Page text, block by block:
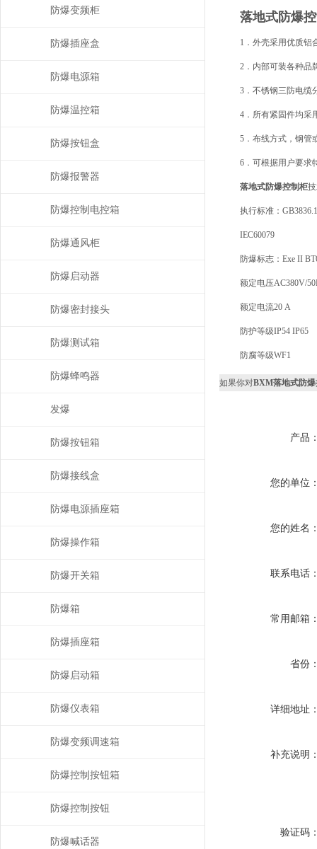
落地式防爆
1．外壳采用优质铝
2．内部可装各种品
3．不锈钢三防电缆
4．所有紧固件均采
5．布线方式，钢管
6．可根据用户要求
落地式防爆控制柜
执行标准：
IEC60079
防爆标志：Exe II
额定电压AC380V/
额定电流20 A
防护等级IP54 IP65
防腐等级WF1
如果你对BXM落地式防
产品
您的单位
您的姓名
联系电话
常用邮箱
省份
详细地址
补充说明
验证码
防爆变频柜
防爆插座盒
防爆电源箱
防爆温控箱
防爆按钮盒
防爆报警器
防爆控制电控箱
防爆通风柜
防爆启动器
防爆密封接头
防爆测试箱
防爆蜂鸣器
发爆
防爆按钮箱
防爆接线盒
防爆电源插座箱
防爆操作箱
防爆开关箱
防爆箱
防爆插座箱
防爆启动箱
防爆仪表箱
防爆变频调速箱
防爆控制按钮箱
防爆控制按钮
防爆喊话器